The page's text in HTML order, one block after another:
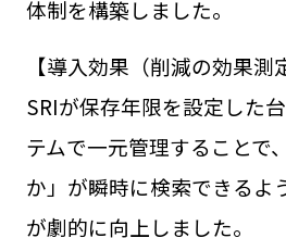
体制を構築しました。
【導入効果（削減の効果測
SRIが保存年限を設定した
テムで一元管理することで
か」が瞬時に検索できるよ
が劇的に向上しました。